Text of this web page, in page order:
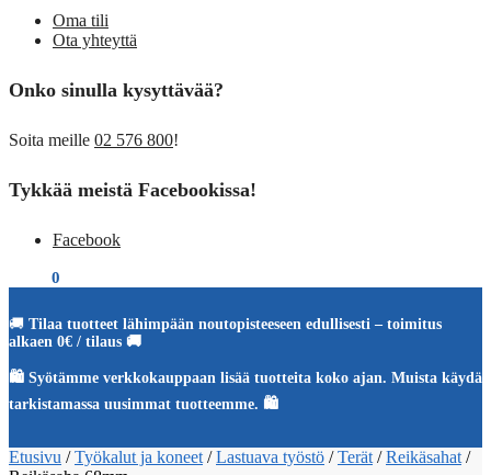
Oma tili
Ota yhteyttä
Onko sinulla kysyttävää?
Soita meille 02 576 800!
Tykkää meistä Facebookissa!
Facebook
0
🚚 Tilaa tuotteet lähimpään noutopisteeseen edullisesti – toimitus
alkaen 0€ / tilaus 🚚
🛍️ Syötämme verkkokauppaan lisää tuotteita koko ajan. Muista käydä
tarkistamassa uusimmat tuotteemme. 🛍️
Etusivu /Työkalut ja koneet /Lastuava työstö /Terät /Reikäsahat /